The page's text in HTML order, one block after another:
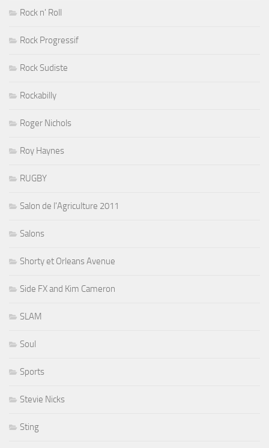
Rock n' Roll
Rock Progressif
Rock Sudiste
Rockabilly
Roger Nichols
Roy Haynes
RUGBY
Salon de l'Agriculture 2011
Salons
Shorty et Orleans Avenue
Side FX and Kim Cameron
SLAM
Soul
Sports
Stevie Nicks
Sting